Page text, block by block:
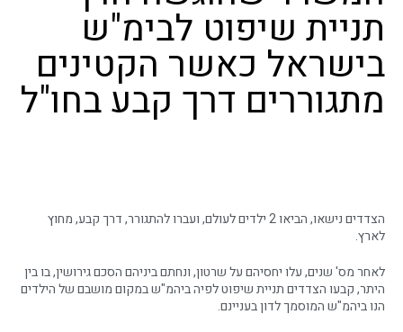
תניית שיפוט לבימ"ש
בישראל כאשר הקטינים
מתגוררים דרך קבע בחו"ל
הצדדים נישאו, הביאו 2 ילדים לעולם, ועברו להתגורר, דרך קבע, מחוץ
לארץ.
לאחר מס' שנים, עלו יחסיהם על שרטון, ונחתם ביניהם הסכם גירושין, בו בין
היתר, קבעו הצדדים תניית שיפוט לפיה ביהמ"ש במקום מושבם של הילדים
הנו ביהמ"ש המוסמך לדון בעניינם.